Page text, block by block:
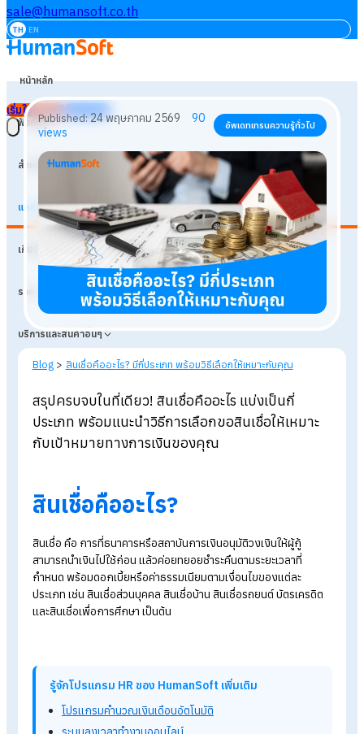
sale@humansoft.co.th
TH EN
หน้าหลัก
ฟังก์ชัน
สำหรับธุรกิจ
แหล่งเรียนรู้
เกี่ยวกับเรา
ราคา
บริการและสินค้าอื่นๆ
เริ่มใช้งานฟรี เข้าสู่ระบบ
Published:24 พฤษภาคม 2569 90 อัพเดทเทรนความรู้ทั่วไป
สรุปครบจบในที่เดียว! สินเชื่อคืออะไร แบ่งเป็นกี่
ประเภท พร้อมแนะนำวิธีการเลือกขอสินเชื่อให้เหมาะ
กับเป้าหมายทางการเงินของคุณ
สินเชื่อคืออะไร?
สินเชื่อ คือ การที่ธนาคารหรือสถาบันการเงินอนุมัติวงเงินให้ผู้กู้